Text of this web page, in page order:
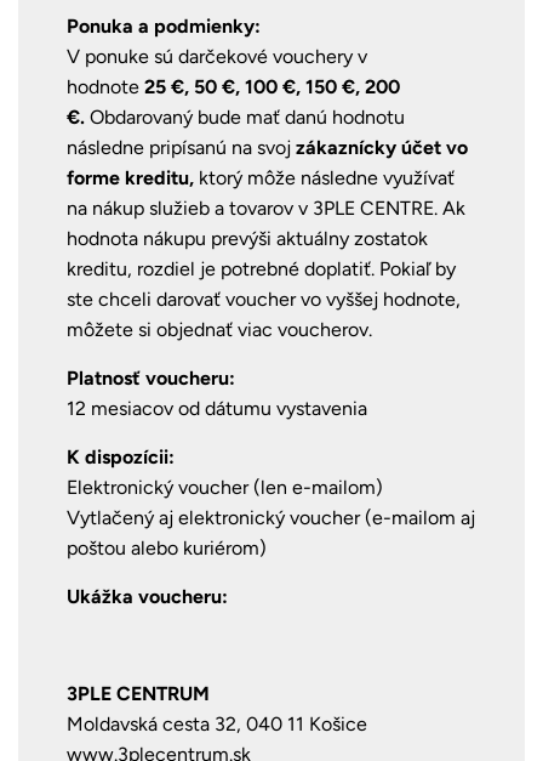
Ponuka a podmienky:
V ponuke sú darčekové vouchery v
hodnote 25 €, 50 €, 100 €, 150 €, 200
€. Obdarovaný bude mať danú hodnotu
následne pripísanú na svoj zákaznícky účet vo
forme kreditu, ktorý môže následne využívať
na nákup služieb a tovarov v 3PLE CENTRE. Ak
hodnota nákupu prevýši aktuálny zostatok
kreditu, rozdiel je potrebné doplatiť. Pokiaľ by
ste chceli darovať voucher vo vyššej hodnote,
môžete si objednať viac voucherov.
Platnosť voucheru:
12 mesiacov od dátumu vystavenia
K dispozícii:
Elektronický voucher (len e-mailom)
Vytlačený aj elektronický voucher (e-mailom aj
poštou alebo kuriérom)
Ukážka voucheru:
3PLE CENTRUM
Moldavská cesta 32, 040 11 Košice
www.3plecentrum.sk